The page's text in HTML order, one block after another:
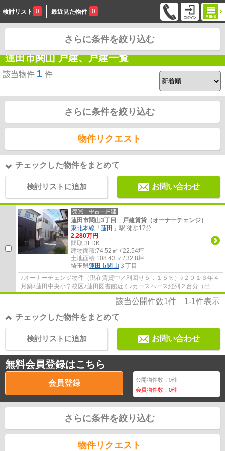
検討リスト 0 最近見た物件 0
蓮田市関山 戸建、戸建一覧
該当物件 1 件
さらに条件を絞り込む
物件リクエスト
チェックした物件をまとめて
検討リストに追加 お問い合わせ
売買｜中古一戸建
蓮田市関山3丁目 戸建賃貸（オーナーチェンジ）
東北本線 「 蓮田 」駅 徒歩17分
2,280万円
間取:3LDK
建物面積:74.52㎡ / 22.54坪
土地面積:108.43㎡ / 32.8坪
埼玉県蓮田市関山 ３丁目
♪オーナーチェンジ物件（現在賃貸中／利回り５．１５％）♪２０１６年４
月築♪蓮田中央小学校区♪蓮田図書館近く♪カースペース縦列２台分（出入
口間口２ｍ・車種による）♪閑静な住環境♪日...
該当公開件数1件 1-1件表示
チェックした物件をまとめて
お問い合わせ
検討リストに追加
無料会員登録はこちら
会員登録 公開物件数：0件
会員物件数：0件
さらに条件を絞り込む
物件リクエスト
さらに条件を絞り込む